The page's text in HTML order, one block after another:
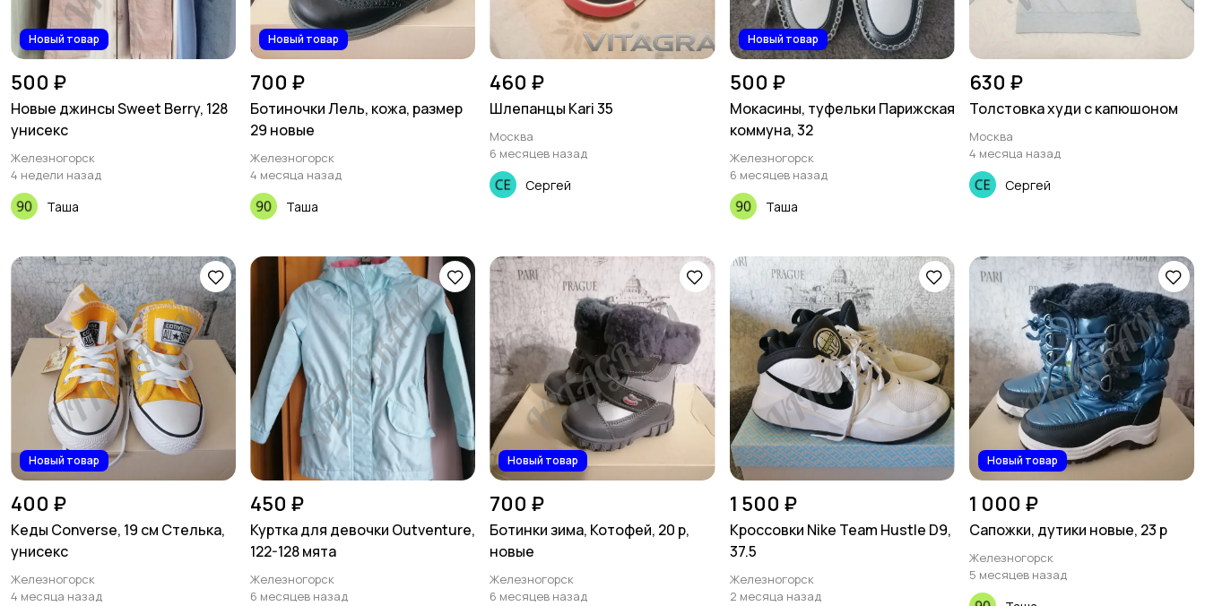
Новый товар
500 ₽
Новые джинсы Sweet Berry, 128
унисекс
Железногорск
4 недели назад
Таша
Новый товар
700 ₽
Ботиночки Лель, кожа, размер
29 новые
Железногорск
4 месяца назад
Таша
460 ₽
Шлепанцы Kari 35
Москва
6 месяцев назад
Сергей
Новый товар
500 ₽
Мокасины, туфельки Парижская
коммуна, 32
Железногорск
6 месяцев назад
Таша
630 ₽
Толстовка худи с капюшоном
Москва
4 месяца назад
Сергей
Новый товар
400 ₽
Кеды Converse, 19 см Стелька,
унисекс
Железногорск
4 месяца назад
450 ₽
Куртка для девочки Outventure,
122-128 мята
Железногорск
6 месяцев назад
Новый товар
700 ₽
Ботинки зима, Котофей, 20 р,
новые
Железногорск
6 месяцев назад
1 500 ₽
Кроссовки Nike Team Hustle D9,
37.5
Железногорск
2 месяца назад
Новый товар
1 000 ₽
Сапожки, дутики новые, 23 р
Железногорск
5 месяцев назад